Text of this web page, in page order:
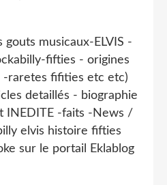
gouts musicaux-ELVIS -
fifties - origines
raretes fifities etc etc)
detaillés - biographie
INEDITE -faits -News /
elvis histoire fifties
sur le portail Eklablog